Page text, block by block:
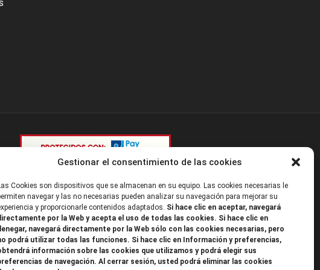
Gestionar el consentimiento de las cookies
Cookies son dispositivos que se almacenan en su equipo. Las cookies necesarias le
navegar y las no necesarias pueden analizar su navegación para mejorar su
y proporcionarle contenidos adaptados. Si hace clic en aceptar, navegará
por la Web y acepta el uso de todas las cookies. Si hace clic en
navegará directamente por la Web sólo con las cookies necesarias, pero
podrá utilizar todas las funciones. Si hace clic en Información y preferencias,
información sobre las cookies que utilizamos y podrá elegir sus
de navegación. Al cerrar sesión, usted podrá eliminar las cookies